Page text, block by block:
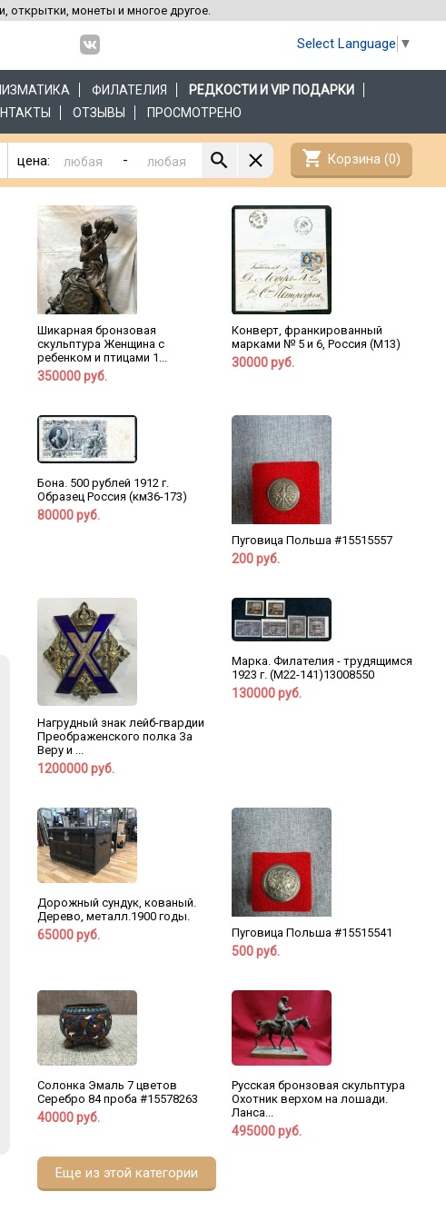
открытки, монеты и многое другое.
Select Language ▼
ФИЛАТЕЛИЯ
РЕДКОСТИ И VIP ПОДАРКИ
ОТЗЫВЫ ПРОСМОТРЕНО
цена: - shopping_cart Корзина (0)
Шикарная бронзовая
скульптура Женщина с
ребенком и птицами 1...
350000 руб.
Конверт, франкированный
марками № 5 и 6, Россия (М13)
30000 руб.
Бона. 500 рублей 1912 г.
Образец Россия (км36-173)
80000 руб.
Пуговица Польша #15515557
200 руб.
Нагрудный знак лейб-гвардии
Преображенского полка За
Веру и ...
1200000 руб.
Марка. Филателия - трудящимся
1923 г. (М22-141)13008550
130000 руб.
Дорожный сундук, кованый.
Дерево, металл.1900 годы.
65000 руб. Пуговица Польша #15515541
500 руб.
Солонка Эмаль 7 цветов
Серебро 84 проба #15578263
40000 руб.
Русская бронзовая скульптура
Охотник верхом на лошади.
Ланса...
495000 руб.
Еще из этой категории